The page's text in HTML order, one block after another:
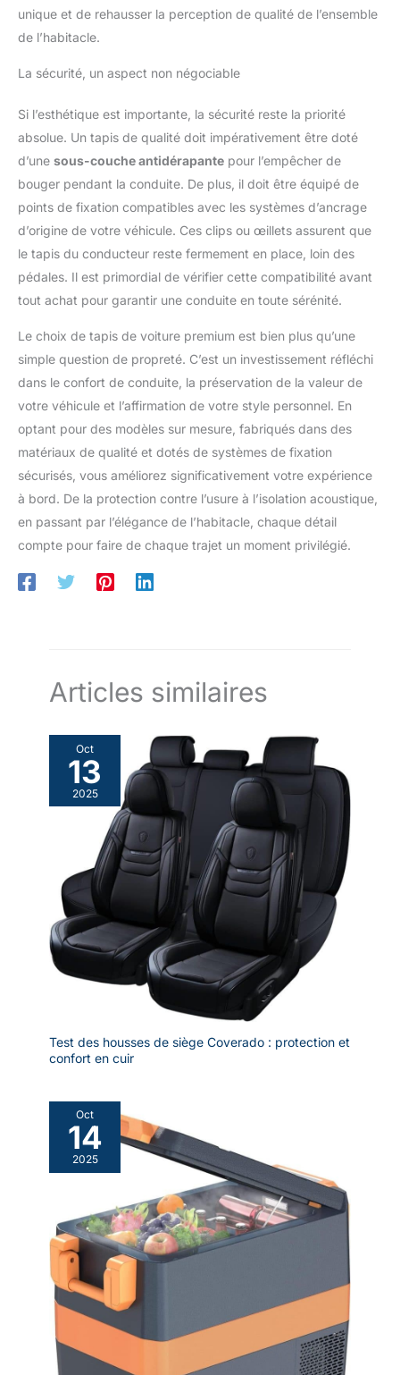
facile à utiliser : l'aspirateur à
main portable pour le nettoyage
de voiture a un design simple,
est facile à utiliser. Grâce à sa
d'alimentation, ce qui rend le
libre et plus flexible. Il est petit
et ne prend pas trop de place.
En outre, une élégante poche
zippée est fournie, de sorte que
vous pouvez ranger tous les
accessoires soigneusement en
tout moment et n'importe où, ce
qui rend le nettoyage de la
cuisine et de la voiture plus
facile et plus flexible.
unique et de rehausser la perception de qualité de l’ensemble
de l’habitacle.
La sécurité, un aspect non négociable
Si l’esthétique est importante, la sécurité reste la priorité
absolue. Un tapis de qualité doit impérativement être doté
d’une sous-couche antidérapante pour l’empêcher de
bouger pendant la conduite. De plus, il doit être équipé de
points de fixation compatibles avec les systèmes d’ancrage
d’origine de votre véhicule. Ces clips ou œillets assurent que
le tapis du conducteur reste fermement en place, loin des
pédales. Il est primordial de vérifier cette compatibilité avant
tout achat pour garantir une conduite en toute sérénité.
Le choix de tapis de voiture premium est bien plus qu’une
simple question de propreté. C’est un investissement réfléchi
dans le confort de conduite, la préservation de la valeur de
votre véhicule et l’affirmation de votre style personnel. En
optant pour des modèles sur mesure, fabriqués dans des
matériaux de qualité et dotés de systèmes de fixation
sécurisés, vous améliorez significativement votre expérience
à bord. De la protection contre l’usure à l’isolation acoustique,
en passant par l’élégance de l’habitacle, chaque détail
compte pour faire de chaque trajet un moment privilégié.
Articles similaires
Oct
13
2025
Test des housses de siège Coverado : protection et
confort en cuir
Oct
14
2025